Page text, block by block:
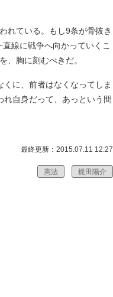
れている。もし9条が骨抜き
線に戦争へ向かっていくこ
、胸に刻むべきだ。
くに、前者はなくなってしま
自身だって、あっという間
最終更新：2015.07.11 12:27
憲法 梶田陽介